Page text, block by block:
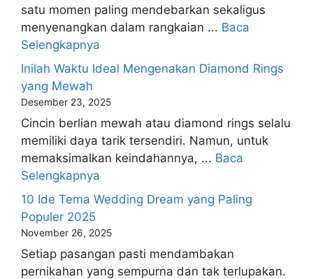
satu momen paling mendebarkan sekaligus
menyenangkan dalam rangkaian ... Baca
Selengkapnya
Inilah Waktu Ideal Mengenakan Diamond Rings
yang Mewah
Desember 23, 2025
Cincin berlian mewah atau diamond rings selalu
memiliki daya tarik tersendiri. Namun, untuk
memaksimalkan keindahannya, ... Baca
Selengkapnya
10 Ide Tema Wedding Dream yang Paling
Populer 2025
November 26, 2025
Setiap pasangan pasti mendambakan
pernikahan yang sempurna dan tak terlupakan.